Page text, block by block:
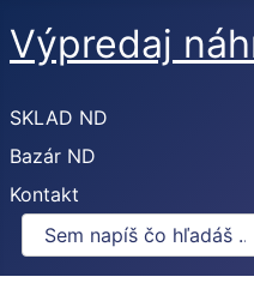
Výpredaj
SKLAD ND
Bazár ND
Kontakt